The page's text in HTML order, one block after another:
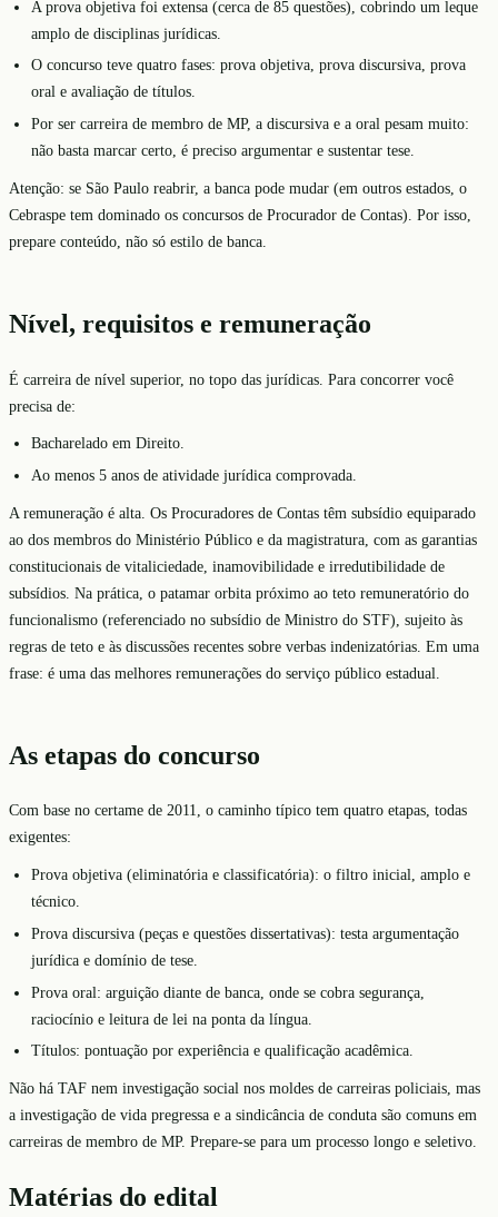
A prova objetiva foi extensa (cerca de 85 questões), cobrindo um leque
amplo de disciplinas jurídicas.
O concurso teve quatro fases: prova objetiva, prova discursiva, prova
oral e avaliação de títulos.
Por ser carreira de membro de MP, a discursiva e a oral pesam muito:
não basta marcar certo, é preciso argumentar e sustentar tese.
Atenção: se São Paulo reabrir, a banca pode mudar (em outros estados, o
Cebraspe tem dominado os concursos de Procurador de Contas). Por isso,
prepare conteúdo, não só estilo de banca.
Nível, requisitos e remuneração
É carreira de nível superior, no topo das jurídicas. Para concorrer você
precisa de:
Bacharelado em Direito.
Ao menos 5 anos de atividade jurídica comprovada.
A remuneração é alta. Os Procuradores de Contas têm subsídio equiparado
ao dos membros do Ministério Público e da magistratura, com as garantias
constitucionais de vitaliciedade, inamovibilidade e irredutibilidade de
subsídios. Na prática, o patamar orbita próximo ao teto remuneratório do
funcionalismo (referenciado no subsídio de Ministro do STF), sujeito às
regras de teto e às discussões recentes sobre verbas indenizatórias. Em uma
frase: é uma das melhores remunerações do serviço público estadual.
As etapas do concurso
Com base no certame de 2011, o caminho típico tem quatro etapas, todas
exigentes:
Prova objetiva (eliminatória e classificatória): o filtro inicial, amplo e
técnico.
Prova discursiva (peças e questões dissertativas): testa argumentação
jurídica e domínio de tese.
Prova oral: arguição diante de banca, onde se cobra segurança,
raciocínio e leitura de lei na ponta da língua.
Títulos: pontuação por experiência e qualificação acadêmica.
Não há TAF nem investigação social nos moldes de carreiras policiais, mas
a investigação de vida pregressa e a sindicância de conduta são comuns em
carreiras de membro de MP. Prepare-se para um processo longo e seletivo.
Matérias do edital